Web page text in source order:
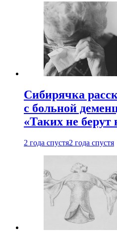
Сибирячка
с больной
«Таких не берут
2 года спустя2 года спустя